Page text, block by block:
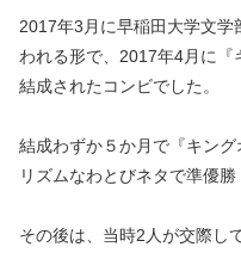
2017年3月に早稲田大学文
われる形で、2017年4月に
結成されたコンビでした。
結成わずか５か月で『キング
リズムなわとびネタで準優勝
その後は、当時2人が交際し